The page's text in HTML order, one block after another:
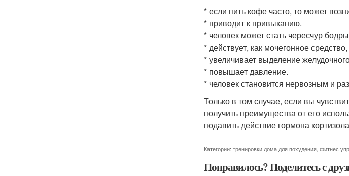
* если пить кофе часто, то может
* приводит к привыканию.
* человек может стать чересчур
* действует, как мочегонное
* увеличивает выделение
* повышает давление.
* человек становится нервозным и
Только в том случае, если вы
получить преимущества от его
подавить действие гормона
Категории: тренировки дома для похудения фитнес
Понравилось? Поделитесь с